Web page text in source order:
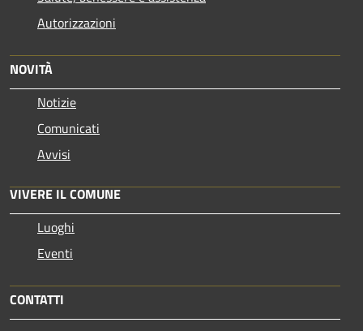
Autorizzazioni
NOVITÀ
Notizie
Comunicati
Avvisi
VIVERE IL COMUNE
Luoghi
Eventi
CONTATTI